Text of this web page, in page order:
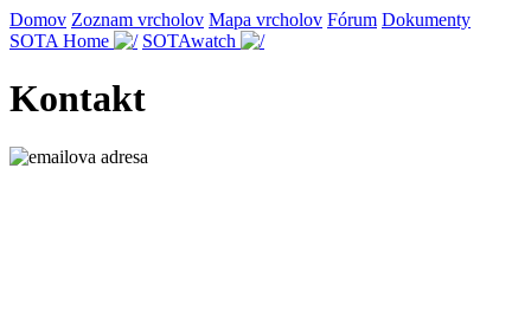
Domov Zoznam vrcholov Mapa vrcholov Fórum Dokumenty
SOTA Home
SOTAwatch
Kontakt